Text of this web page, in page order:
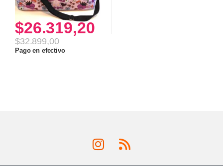
$26.319,20
$32.899,00
Pago en efectivo